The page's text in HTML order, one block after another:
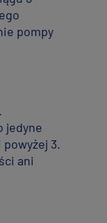
pompy
jedyne
3.
ani